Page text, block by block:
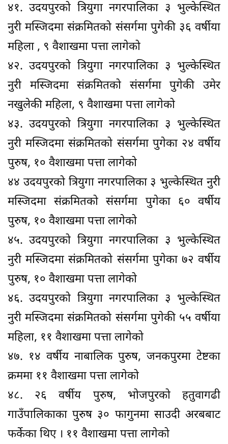
४१. उदयपुरको त्रियुगा नगरपालिका ३ भुल्केस्थित
नुरी मस्जिदमा संक्रमितको संसर्गमा पुगेकी ३६ वर्षीया
महिला , ९ वैशाखमा पत्ता लागेको
४२. उदयपुरको त्रियुगा नगरपालिका ३ भुल्केस्थित
नुरी मस्जिदमा संक्रमितको संसर्गमा पुगेकी उमेर
नखुलेकी महिला, ९ वैशाखमा पत्ता लागेको
४३. उदयपुरको त्रियुगा नगरपालिका ३ भुल्केस्थित
नुरी मस्जिदमा संक्रमितको संसर्गमा पुगेका २४ वर्षीय
पुरुष, १० वैशाखमा पत्ता लागेको
४४ उदयपुरको त्रियुगा नगरपालिका ३ भुल्केस्थित नुरी
मस्जिदमा संक्रमितको संसर्गमा पुगेका ६० वर्षीय
पुरुष, १० वैशाखमा पत्ता लागेको
४५. उदयपुरको त्रियुगा नगरपालिका ३ भुल्केस्थित
नुरी मस्जिदमा संक्रमितको संसर्गमा पुगेका ७२ वर्षीय
पुरुष, १० वैशाखमा पत्ता लागेको
४६. उदयपुरको त्रियुगा नगरपालिका ३ भुल्केस्थित
नुरी मस्जिदमा संक्रमितको संसर्गमा पुगेकी ५५ वर्षीया
महिला, ११ वैशाखमा पत्ता लागेको
४७. १४ वर्षीय नाबालिक पुरुष, जनकपुरमा टेष्टका
क्रममा ११ वैशाखमा पत्ता लागेको
४८. २६ वर्षीय पुरुष, भोजपुरको हतुवागढी
गाउँपालिकाका पुरुष ३० फागुनमा साउदी अरबबाट
फर्केका थिए । ११ वैशाखमा पत्ता लागेको